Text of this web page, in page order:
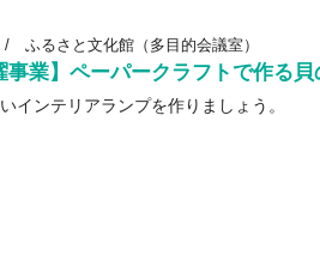
ふるさと文化館（多目的会議室）
事業】ペーパークラフトで作る
インテリアランプを作りましょう。